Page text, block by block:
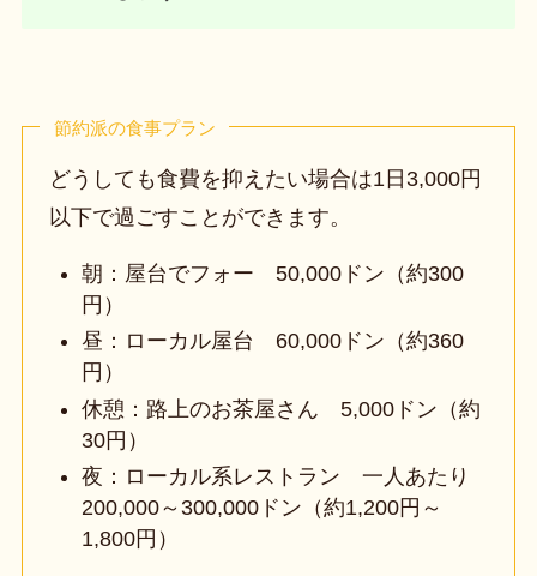
節約派の食事プラン
どうしても食費を抑えたい場合は1日3,000円
以下で過ごすことができます。
朝：屋台でフォー 50,000ドン（約300
円）
昼：ローカル屋台 60,000ドン（約360
円）
休憩：路上のお茶屋さん 5,000ドン（約
30円）
夜：ローカル系レストラン 一人あたり
200,000～300,000ドン（約1,200円～
1,800円）